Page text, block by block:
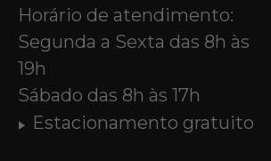
Horário de atendimento:
Segunda a Sexta das 8h às
19h
Sábado das 8h às 17h
Estacionamento gratuito